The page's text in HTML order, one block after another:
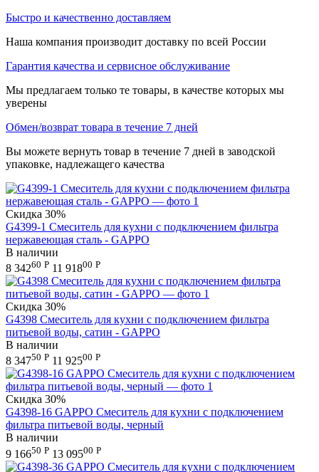
Быстро и качественно доставляем
Наша компания производит доставку по всей России
Гарантия качества и сервисное обслуживание
Мы предлагаем только те товары, в качестве которых мы
уверены
Обмен/возврат товара в течение 7 дней
Вы можете вернуть товар в течение 7 дней в заводской
упаковке, надлежащего качества
Скидка 30%
G4399-1 Смеситель для кухни с подключением фильтра
нержавеющая сталь - GAPPO
В наличии
8 34260 Р 11 91800 Р
Скидка 30%
G4398 Смеситель для кухни с подключением фильтра
питьевой воды, сатин - GAPPO
В наличии
8 34750 Р 11 92500 Р
Скидка 30%
G4398-16 GAPPO Смеситель для кухни с подключением
фильтра питьевой воды, черный
В наличии
9 16650 Р 13 09500 Р